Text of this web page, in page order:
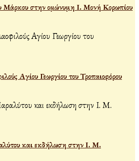
Μάρκου στην ομώνυμη Ι. Μονή Κορωπίου
Αγίου Γεωργίου του Τροπαιοφόρου
και εκδήλωση στην Ι. Μ.